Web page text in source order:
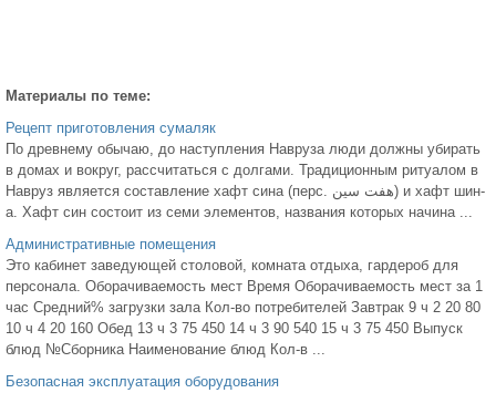
Материалы по теме:
Рецепт приготовления сумаляк
По древнему обычаю, до наступления Навруза люди должны убирать
в домах и вокруг, рассчитаться с долгами. Традиционным ритуалом в
Навруз является составление хафт сина (перс. هفت سین‎) и хафт шин-
а. Хафт син состоит из семи элементов, названия которых начина ...
Административные помещения
Это кабинет заведующей столовой, комната отдыха, гардероб для
персонала. Оборачиваемость мест Время Оборачиваемость мест за 1
час Средний% загрузки зала Кол-во потребителей Завтрак 9 ч 2 20 80
10 ч 4 20 160 Обед 13 ч 3 75 450 14 ч 3 90 540 15 ч 3 75 450 Выпуск
блюд №Сборника Наименование блюд Кол-в ...
Безопасная эксплуатация оборудования